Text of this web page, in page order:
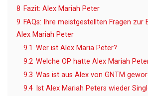
8 Fazit: Alex Mariah Peter
9 FAQs: Ihre meistgestellten Fragen zur
Alex Mariah Peter
9.1 Wer ist Alex Maria Peter?
9.2 Welche OP hatte Alex Mariah
9.3 Was ist aus Alex von GNTM
9.4 Ist Alex Mariah Peters wieder